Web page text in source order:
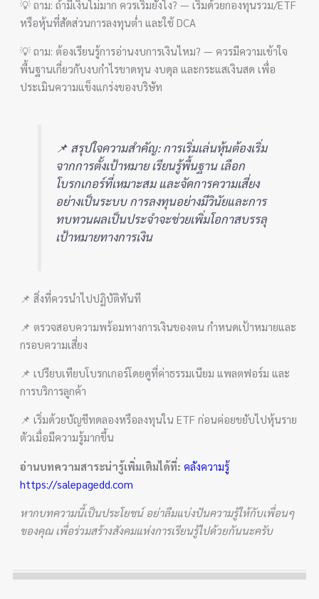
💡 ถาม: ถ้ามีเงินไม่มาก ควรเริ่มยังไง? — เริ่มด้วยกองทุนรวม/ETF
หรือหุ้นที่สัดส่วนการลงทุนต่ำ และใช้ DCA
💡 ถาม: ต้องเรียนรู้การอ่านงบการเงินไหม? — ควรมีความเข้าใจ
พื้นฐานเกี่ยวกับงบกำไรขาดทุน งบดุล และกระแสเงินสด เพื่อ
ประเมินความแข็งแกร่งของบริษัท
📌 สรุปใจความสำคัญ: การเริ่มเล่นหุ้นต้องเริ่ม
จากการตั้งเป้าหมาย เรียนรู้พื้นฐาน เลือก
โบรกเกอร์ที่เหมาะสม และจัดการความเสี่ยง
อย่างเป็นระบบ การลงทุนอย่างมีวินัยและการ
ทบทวนผลเป็นประจำจะช่วยเพิ่มโอกาสบรรลุ
เป้าหมายทางการเงิน
📌 สิ่งที่ควรนำไปปฏิบัติทันที
📌 ตรวจสอบความพร้อมทางการเงินของตน กำหนดเป้าหมายและ
กรอบความเสี่ยง
📌 เปรียบเทียบโบรกเกอร์โดยดูที่ค่าธรรมเนียม แพลตฟอร์ม และ
การบริการลูกค้า
📌 เริ่มด้วยบัญชีทดลองหรือลงทุนใน ETF ก่อนค่อยขยับไปหุ้นราย
ตัวเมื่อมีความรู้มากขึ้น
อ่านบทความสาระน่ารู้เพิ่มเติมได้ที่: คลังความรู้
https://salepagedd.com
หากบทความนี้เป็นประโยชน์ อย่าลืมแบ่งปันความรู้ให้กับเพื่อนๆ
ของคุณ เพื่อร่วมสร้างสังคมแห่งการเรียนรู้ไปด้วยกันนะครับ